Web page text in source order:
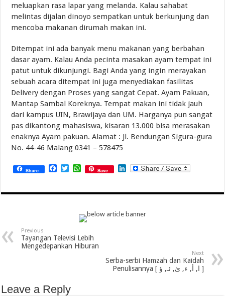
meluapkan rasa lapar yang melanda. Kalau sahabat
melintas dijalan dinoyo sempatkan untuk berkunjung dan
mencoba makanan dirumah makan ini.
Ditempat ini ada banyak menu makanan yang berbahan
dasar ayam. Kalau Anda pecinta masakan ayam tempat ini
patut untuk dikunjungi. Bagi Anda yang ingin merayakan
sebuah acara ditempat ini juga menyediakan fasilitas
Delivery dengan Proses yang sangat Cepat. Ayam Pakuan,
Mantap Sambal Koreknya. Tempat makan ini tidak jauh
dari kampus UIN, Brawijaya dan UM. Harganya pun sangat
pas dikantong mahasiswa, kisaran 13.000 bisa merasakan
enaknya Ayam pakuan. Alamat : Jl. Bendungan Sigura-gura
No. 44-46 Malang 0341 – 578475
Share Facebook
TwitterWhatsApp
Save LinkedIn
Previous
Tayangan Televisi Lebih
Mengedepankan Hiburan
Next
Serba-serbi Hamzah dan Kaidah
Penulisannya [ ا, أ, ء, ئ, ئـ, ؤ ]
Leave a Reply